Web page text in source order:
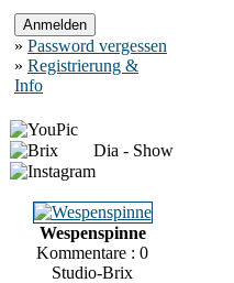
» Password vergessen
» Registrierung &
Info
Dia - Show
Wespenspinne
Kommentare : 0
Studio-Brix